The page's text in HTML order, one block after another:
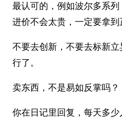
最认可的，例如波尔多系列
进价不会太贵，一定要拿
不要去创新，不要去标新
行了。
卖东西，不是易如反掌吗？
你在日记里回复，每天多